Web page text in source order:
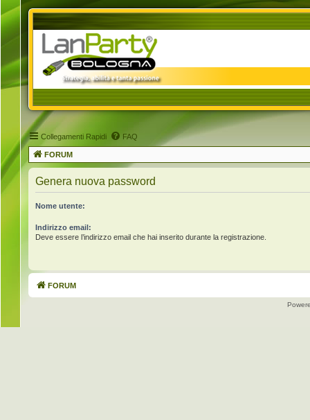
Collegamenti Rapidi FAQ
FORUM
Genera nuova password
Nome utente:
Indirizzo email:
Deve essere l’indirizzo email che hai inserito durante la registrazione.
FORUM